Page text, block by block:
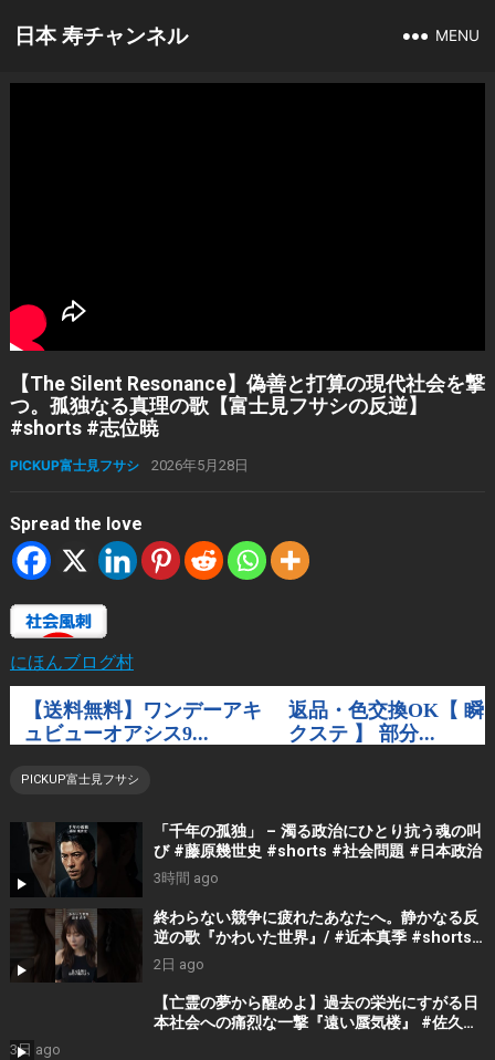
日本 寿チャンネル MENU
【The Silent Resonance】偽善と打算の現代社会を撃
つ。孤独なる真理の歌【富士見フサシの反逆】
#shorts #志位暁
PICKUP富士見フサシ 2026年5月28日
Spread the love
にほんブログ村
PICKUP富士見フサシ
「千年の孤独」 – 濁る政治にひとり抗う魂の叫
び #藤原幾世史 #shorts #社会問題 #日本政治
3時間 ago
終わらない競争に疲れたあなたへ。静かなる反
逆の歌『かわいた世界』/ #近本真季 #shorts
#music
2日 ago
【亡霊の夢から醒めよ】過去の栄光にすがる日
本社会への痛烈な一撃『遠い蜃気楼』 #佐久間
3日 ago